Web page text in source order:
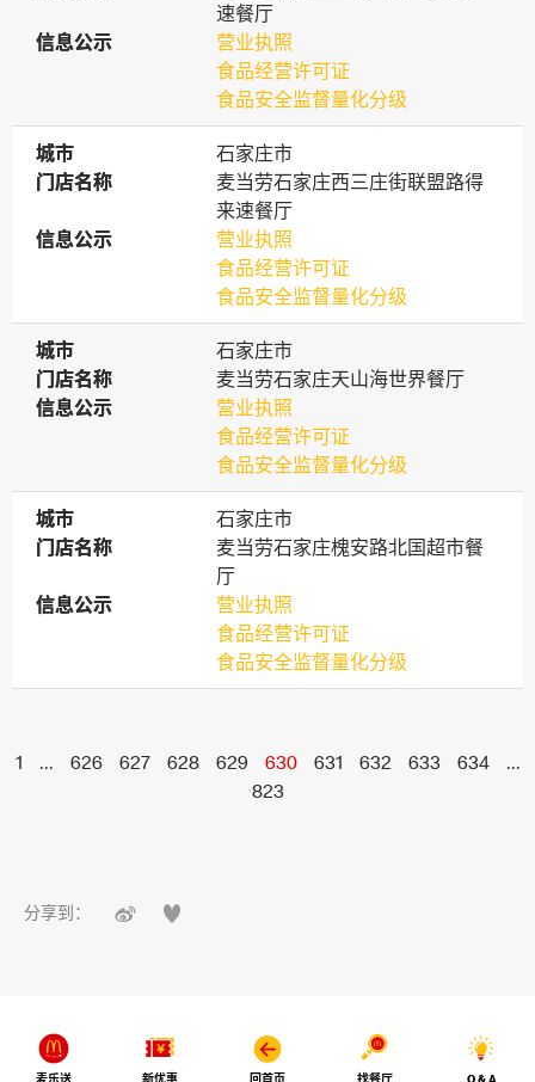
速餐厅
信息公示
信息公示
营业执照
食品经营许可证
食品安全监督量化分级
城市
城市
石家庄市
门店名称
门店名称
麦当劳石家庄西三庄街联盟路得
来速餐厅
信息公示
信息公示
营业执照
食品经营许可证
食品安全监督量化分级
城市
城市
石家庄市
门店名称
门店名称
麦当劳石家庄天山海世界餐厅
信息公示
信息公示
营业执照
食品经营许可证
食品安全监督量化分级
城市
城市
石家庄市
门店名称
门店名称
麦当劳石家庄槐安路北国超市餐
厅
信息公示
信息公示
营业执照
食品经营许可证
食品安全监督量化分级
1 ... 626 627 628 629 630 631 632 633 634
...
823
分享到：  